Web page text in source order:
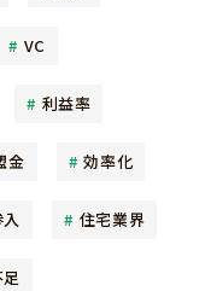
VC
利益率
金 効率化
住宅業界